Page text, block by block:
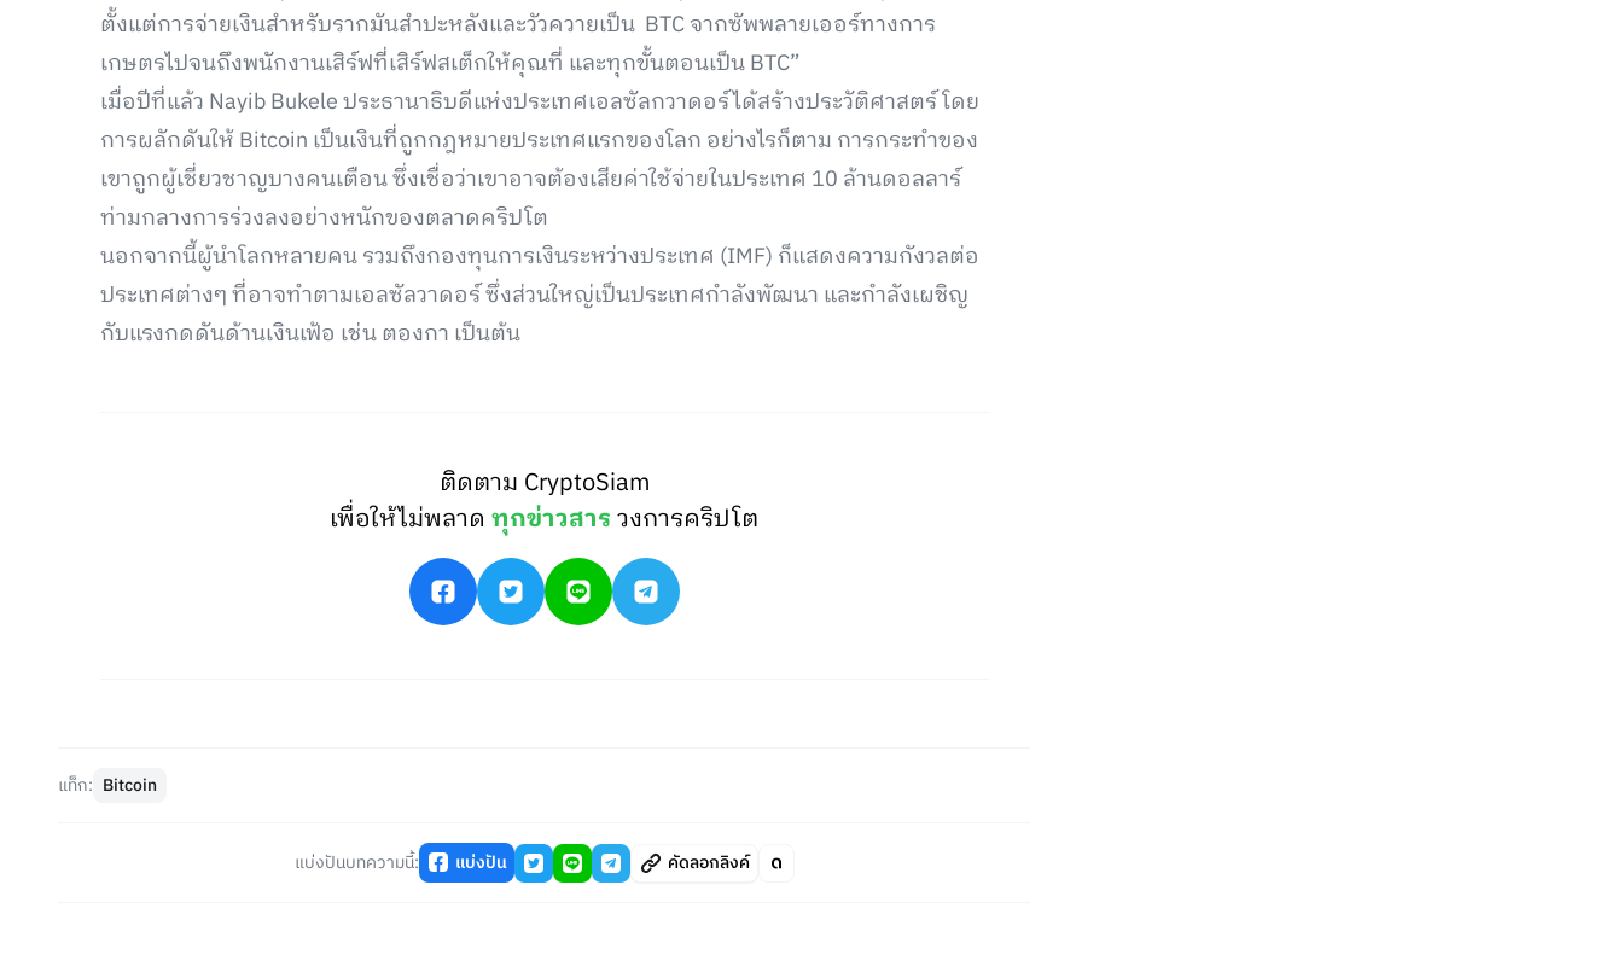
ตั้งแต่การจ่ายเงินสำหรับรากมันสำปะหลังและวัวควายเป็น BTC จากซัพพลายเออร์ทางการ
เกษตรไปจนถึงพนักงานเสิร์ฟที่เสิร์ฟสเต็กให้คุณที่ และทุกขั้นตอนเป็น BTC”
เมื่อปีที่แล้ว Nayib Bukele ประธานาธิบดีแห่งประเทศเอลซัลกวาดอร์ได้สร้างประวัติศาสตร์ โดย
การผลักดันให้ Bitcoin เป็นเงินที่ถูกกฎหมายประเทศแรกของโลก อย่างไรก็ตาม การกระทำของ
เขาถูกผู้เชี่ยวชาญบางคนเตือน ซึ่งเชื่อว่าเขาอาจต้องเสียค่าใช้จ่ายในประเทศ 10 ล้านดอลลาร์
ท่ามกลางการร่วงลงอย่างหนักของตลาดคริปโต
นอกจากนี้ผู้นำโลกหลายคน รวมถึงกองทุนการเงินระหว่างประเทศ (IMF) ก็แสดงความกังวลต่อ
ประเทศต่างๆ ที่อาจทำตามเอลซัลวาดอร์ ซึ่งส่วนใหญ่เป็นประเทศกำลังพัฒนา และกำลังเผชิญ
กับแรงกดดันด้านเงินเฟ้อ เช่น ตองกา เป็นต้น
ติดตาม CryptoSiam
เพื่อให้ไม่พลาดทุกข่าวสารวงการคริปโต
แท็ก: Bitcoin
แบ่งปันบทความนี้: แบ่งปัน คัดลอกลิงค์